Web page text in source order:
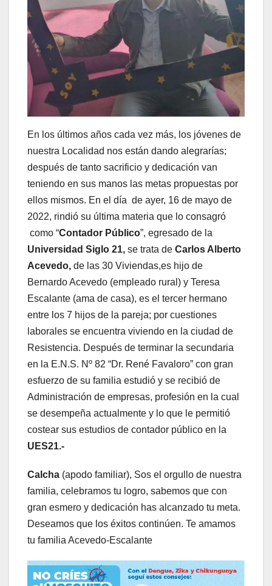
En los últimos años cada vez más, los jóvenes de
nuestra Localidad nos están dando alegrarías;
después de tanto sacrificio y dedicación van
teniendo en sus manos las metas propuestas por
ellos mismos. En el día de ayer, 16 de mayo de
2022, rindió su última materia que lo consagró
como “Contador Público”, egresado de la
Universidad Siglo 21, se trata de Carlos Alberto
Acevedo, de las 30 Viviendas,es hijo de
Bernardo Acevedo (empleado rural) y Teresa
Escalante (ama de casa), es el tercer hermano
entre los 7 hijos de la pareja; por cuestiones
laborales se encuentra viviendo en la ciudad de
Resistencia. Después de terminar la secundaria
en la E.N.S. Nº 82 “Dr. René Favaloro” con gran
esfuerzo de su familia estudió y se recibió de
Administración de empresas, profesión en la cual
se desempeña actualmente y lo que le permitió
costear sus estudios de contador público en la
UES21.-
Calcha (apodo familiar), Sos el orgullo de nuestra
familia, celebramos tu logro, sabemos que con
gran esmero y dedicación has alcanzado tu meta.
Deseamos que los éxitos continúen. Te amamos
tu familia Acevedo-Escalante